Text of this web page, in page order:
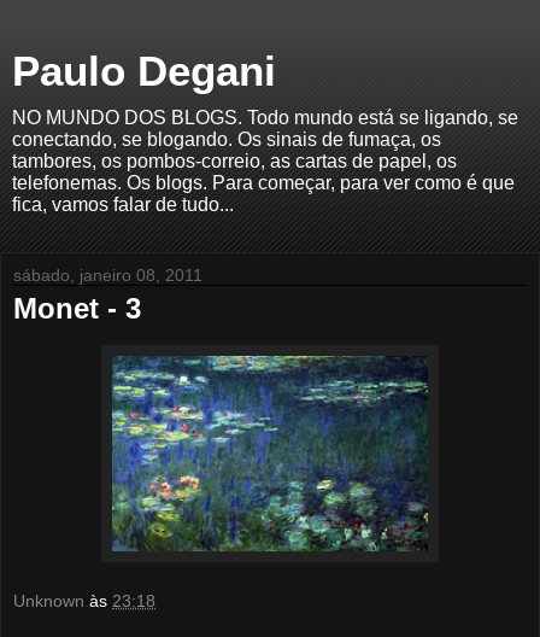
Paulo Degani
NO MUNDO DOS BLOGS. Todo mundo está se ligando, se
conectando, se blogando. Os sinais de fumaça, os
tambores, os pombos-correio, as cartas de papel, os
telefonemas. Os blogs. Para começar, para ver como é que
fica, vamos falar de tudo...
sábado, janeiro 08, 2011
Monet - 3
Unknown às 23:18